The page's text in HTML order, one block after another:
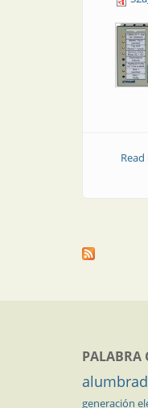
PALABRA
generación